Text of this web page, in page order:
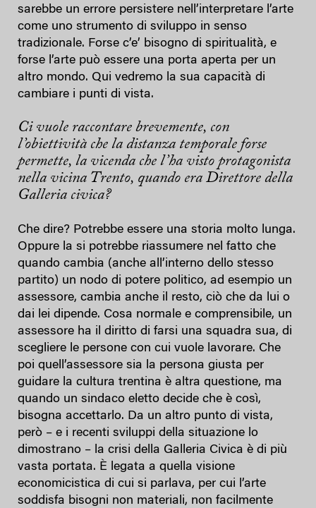
sarebbe un errore persistere nell’interpretare l’arte
come uno strumento di sviluppo in senso
tradizionale. Forse c’e’ bisogno di spiritualità, e
forse l’arte può essere una porta aperta per un
altro mondo. Qui vedremo la sua capacità di
cambiare i punti di vista.
Ci vuole raccontare brevemente, con
l’obiettività che la distanza temporale forse
permette, la vicenda che l’ha visto protagonista
nella vicina Trento, quando era Direttore della
Galleria civica?
Che dire? Potrebbe essere una storia molto lunga.
Oppure la si potrebbe riassumere nel fatto che
quando cambia (anche all’interno dello stesso
partito) un nodo di potere politico, ad esempio un
assessore, cambia anche il resto, ciò che da lui o
dai lei dipende. Cosa normale e comprensibile, un
assessore ha il diritto di farsi una squadra sua, di
scegliere le persone con cui vuole lavorare. Che
poi quell’assessore sia la persona giusta per
guidare la cultura trentina è altra questione, ma
quando un sindaco eletto decide che è così,
bisogna accettarlo. Da un altro punto di vista,
però – e i recenti sviluppi della situazione lo
dimostrano – la crisi della Galleria Civica è di più
vasta portata. È legata a quella visione
economicistica di cui si parlava, per cui l’arte
soddisfa bisogni non materiali, non facilmente